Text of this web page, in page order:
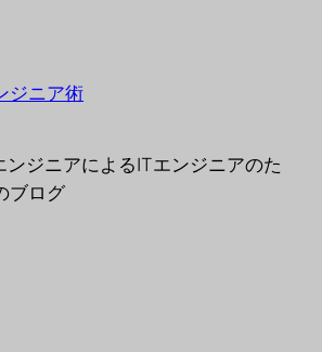
ジニア術
ンジニアによるITエンジニアのた
ブログ